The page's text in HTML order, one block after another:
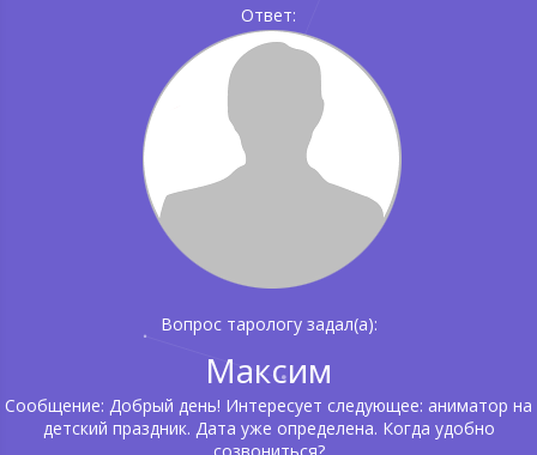
Ответ:
Вопрос тарологу задал(а):
Максим
Сообщение: Добрый день! Интересует следующее: аниматор на
детский праздник. Дата уже определена. Когда удобно